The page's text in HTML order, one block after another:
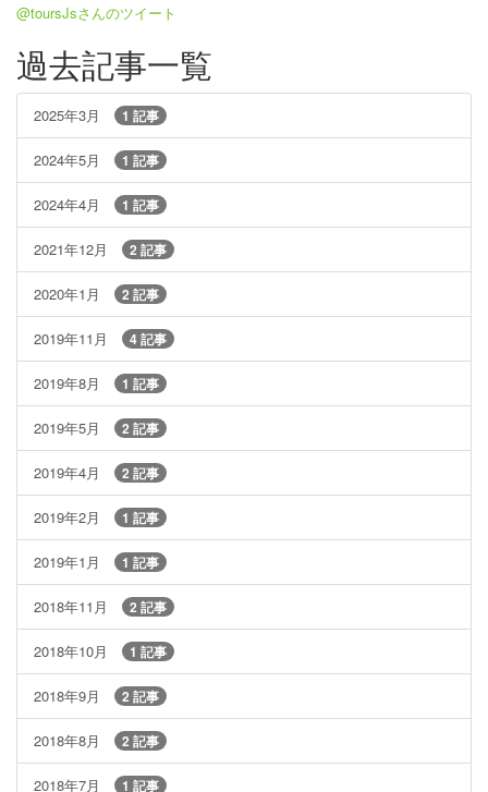
@toursJsさんのツイート
過去記事一覧
2025年3月 1 記事
2024年5月 1 記事
2024年4月 1 記事
2021年12月 2 記事
2020年1月 2 記事
2019年11月 4 記事
2019年8月 1 記事
2019年5月 2 記事
2019年4月 2 記事
2019年2月 1 記事
2019年1月 1 記事
2018年11月 2 記事
2018年10月 1 記事
2018年9月 2 記事
2018年8月 2 記事
2018年7月 1 記事